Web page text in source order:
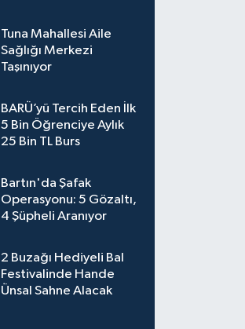
Tuna Mahallesi Aile
Sağlığı Merkezi
Taşınıyor
BARÜ’yü Tercih Eden İlk
5 Bin Öğrenciye Aylık
25 Bin TL Burs
Bartın'da Şafak
Operasyonu: 5 Gözaltı,
4 Şüpheli Aranıyor
2 Buzağı Hediyeli Bal
Festivalinde Hande
Ünsal Sahne Alacak